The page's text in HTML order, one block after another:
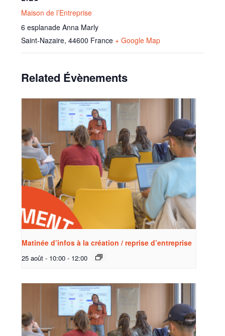
Maison de l’Entreprise
6 esplanade Anna Marly
Saint-Nazaire, 44600 France + Google Map
Related Évènements
Matinée d’infos à la création / reprise d’entreprise
25 août - 10:00 - 12:00